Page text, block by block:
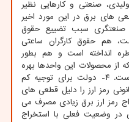
صنعتی و کارهایی نظیر
های برق در این مورد اخیر
صنعتگری سبب تضییع حقوق
هم حقوق کارگران ساعتی
انداخته است و هم بطور
از محصولات این واحدها بهره
مند می شده اند خدشه دار کرده است. ۴- دولت برای توجیه کم
رمز ارز را دلیل قطعی های
رمز ارز برق زیادی مصرف می
در وضعیت فعلی با استخراج